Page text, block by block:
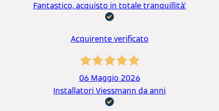
Fantastico, acquisto in totale tranquillità’.
Acquirente verificato
06 Maggio 2026
Installatori Viessmann da anni